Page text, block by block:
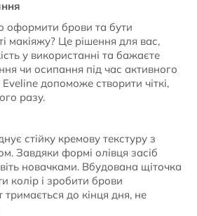
оформити брови та бути
макіяжу? Це рішення для вас,
у використанні та бажаєте
чи осипання під час активного
допоможе створити чіткі,
разу.
стійку кремову текстуру з
Завдяки формі олівця засіб
новачками. Вбудована щіточка
колір і зробити брови
до кінця дня, не